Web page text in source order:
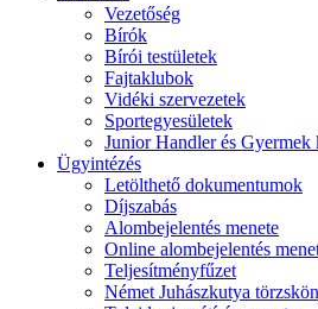
Vezetőség
Bírók
Bírói testületek
Fajtaklubok
Vidéki szervezetek
Sportegyesületek
Junior Handler és Gyermek
Ügyintézés
Letölthető dokumentumok
Díjszabás
Alombejelentés menete
Online alombejelentés
Teljesítményfűzet
Német Juhászkutya